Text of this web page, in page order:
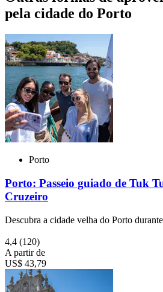
pela cidade do Porto
Porto
Porto: Passeio guiado de Tuk
Cruzeiro
Descubra a cidade velha do Porto
4,4 (120)
A partir de
US$ 43,79